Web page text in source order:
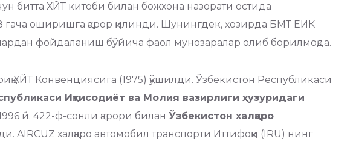
ХЙТ китоби билан божхона назорати остида
оширишга қарор қилинди. Шунингдек, ҳозирда БМТ ЕИК
фойдаланиш бўйича фаол мунозаралар олиб борилмоқда.
ХЙТ Конвенциясига (1975) қўшилди. Ўзбекистон Республикаси
Иқтисодиёт ва Молия вазирлиги ҳузуридаги
й. 422-ф-сонли қарори билан Ўзбекистон халқаро
AIRCUZ халқаро автомобил транспорти Иттифоқи (IRU) нинг